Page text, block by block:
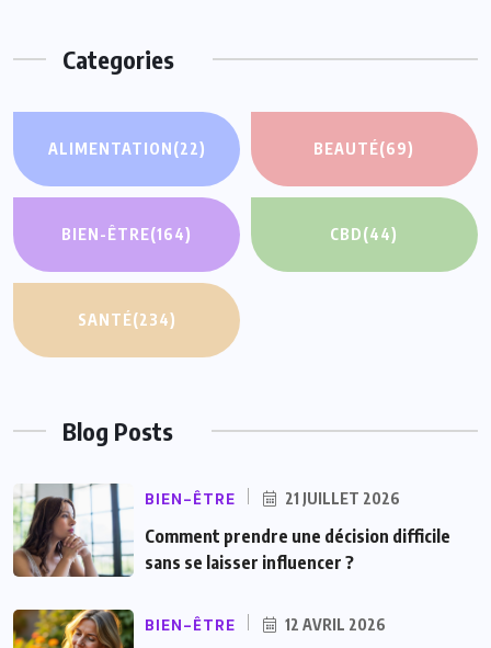
Categories
ALIMENTATION(22) BEAUTÉ(69)
BIEN-ÊTRE(164) CBD(44)
SANTÉ(234)
Blog Posts
BIEN-ÊTRE 21 JUILLET 2026
Comment prendre une décision difficile
sans se laisser influencer ?
BIEN-ÊTRE 12 AVRIL 2026